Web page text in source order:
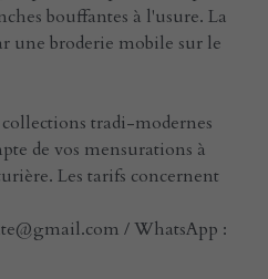
bouffantes à l'usure. La
une broderie mobile sur le
tradi-modernes
de vos mensurations à
Les tarifs concernent
/ WhatsApp :